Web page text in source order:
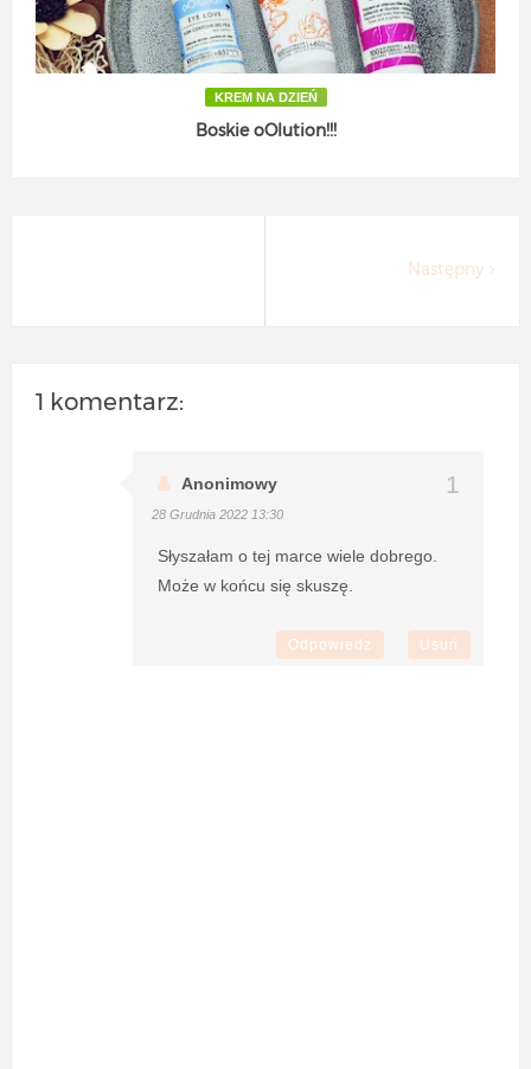
KREM NA DZIEŃ
Boskie oOlution!!!
Następny
1 komentarz:
Anonimowy
28 Grudnia 2022 13:30
Słyszałam o tej marce wiele dobrego.
Może w końcu się skuszę.
Odpowiedz Usuń